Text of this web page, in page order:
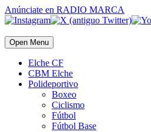
Anúnciate en RADIO MARCA
Open Menu
Elche CF
CBM Elche
Polideportivo
Boxeo
Ciclismo
Fútbol
Fútbol Base